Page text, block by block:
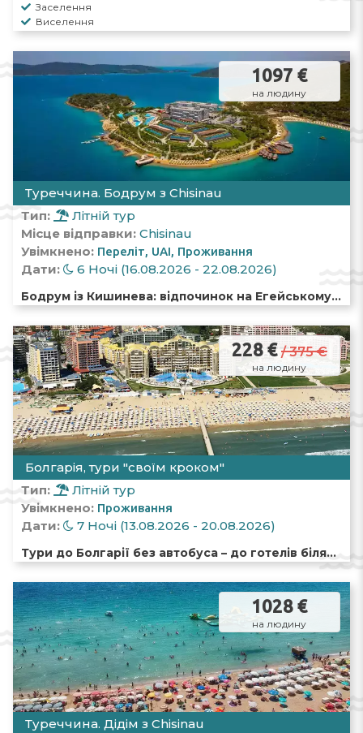
Заселення
Виселення
1097 €
на людину
Туреччина. Бодрум з Chisinau
Тип:
Літній тур
Місце відправки:Chisinau
Увімкнено: Переліт UAI Проживання
Дати: 6 Ночі (16.08.2026 - 22.08.2026)
Бодрум із Кишинева: відпочинок на Егейському
морі серед бухт, курортів і космополітичної
атмосфери
228 € / 375 €
на людину
Болгарія, тури "своїм кроком"
Тип:
Літній тур
Увімкнено: Проживання
Дати: 7 Ночі (13.08.2026 - 20.08.2026)
Тури до Болгарії без автобуса – до готелів біля
моря самостійно
1028 €
на людину
Туреччина. Дідім з Chisinau